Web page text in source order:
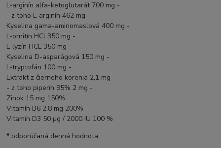
L-arginín alfa-ketoglutarát 700 mg -
- z toho L-arginín 462 mg -
Kyselina gama-aminomaslová 400 mg -
L-ornitín HCl 350 mg -
L-lyzín HCL 350 mg -
Kyselina D-asparágová 150 mg -
L-tryptofán 100 mg -
Extrakt z čierneho korenia 2,1 mg -
- z toho piperín 95% 2 mg -
Zinok 15 mg 150%
Vitamín B6 2,8 mg 200%
Vitamín D3 50 µg / 2000 IU 100 %
* odporúčaná denná hodnota